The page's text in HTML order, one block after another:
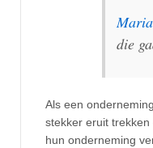
Maria
die
Als een
stekker eruit
hun onderneming